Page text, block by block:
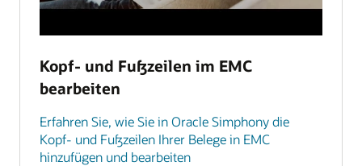
Kopf- und Fußzeilen im EMC
bearbeiten
Erfahren Sie, wie Sie in Oracle Simphony die
Kopf- und Fußzeilen Ihrer Belege in EMC
hinzufügen und bearbeiten